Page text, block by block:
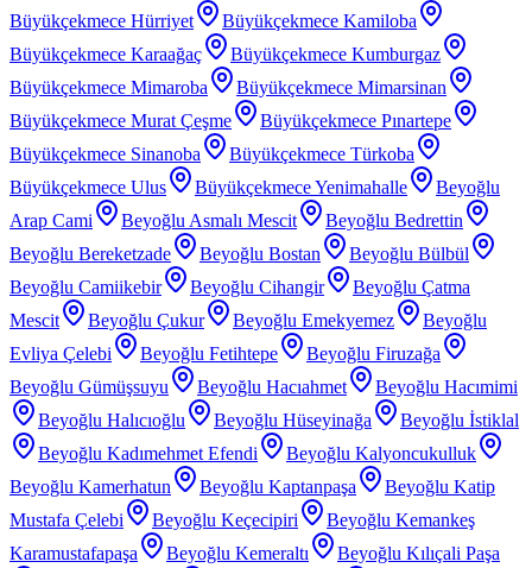
Büyükçekmece Hürriyet
Büyükçekmece Kamiloba
Büyükçekmece Karaağaç
Büyükçekmece Kumburgaz
Büyükçekmece Mimaroba
Büyükçekmece Mimarsinan
Büyükçekmece Murat Çeşme
Büyükçekmece Pınartepe
Büyükçekmece Sinanoba
Büyükçekmece Türkoba
Büyükçekmece Ulus
Büyükçekmece Yenimahalle
Beyoğlu
Arap Cami
Beyoğlu Asmalı Mescit
Beyoğlu Bedrettin
Beyoğlu Bereketzade
Beyoğlu Bostan
Beyoğlu Bülbül
Beyoğlu Camiikebir
Beyoğlu Cihangir
Beyoğlu Çatma
Mescit
Beyoğlu Çukur Beyoğlu Emekyemez
Beyoğlu
Evliya Çelebi
Beyoğlu Fetihtepe
Beyoğlu Firuzağa
Beyoğlu Gümüşsuyu
Beyoğlu Hacıahmet
Beyoğlu Hacımimi
Beyoğlu Halıcıoğlu
Beyoğlu Hüseyinağa
Beyoğlu İstiklal
Beyoğlu Kadımehmet Efendi
Beyoğlu Kalyoncukulluk
Beyoğlu Kamerhatun
Beyoğlu Kaptanpaşa
Beyoğlu Katip
Mustafa Çelebi
Beyoğlu Keçecipiri
Beyoğlu Kemankeş
Karamustafapaşa
Beyoğlu Kemeraltı
Beyoğlu Kılıçali Paşa